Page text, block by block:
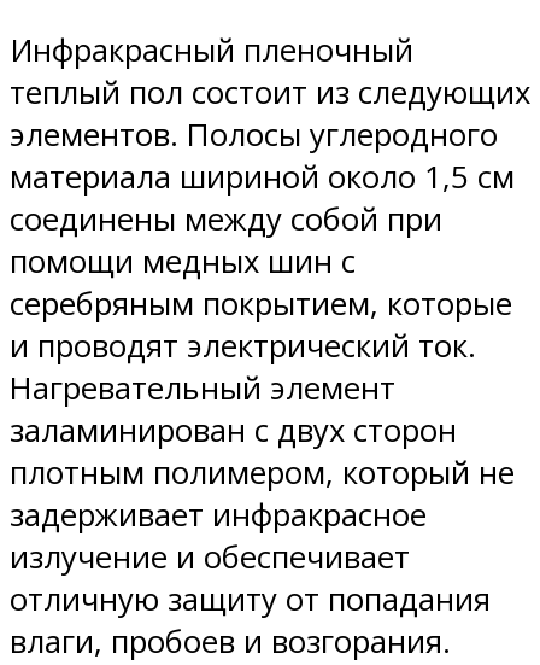
Инфракрасный пленочный
теплый пол состоит из следующих
элементов. Полосы углеродного
материала шириной около 1,5 см
соединены между собой при
помощи медных шин с
серебряным покрытием, которые
и проводят электрический ток.
Нагревательный элемент
заламинирован с двух сторон
плотным полимером, который не
задерживает инфракрасное
излучение и обеспечивает
отличную защиту от попадания
влаги, пробоев и возгорания.